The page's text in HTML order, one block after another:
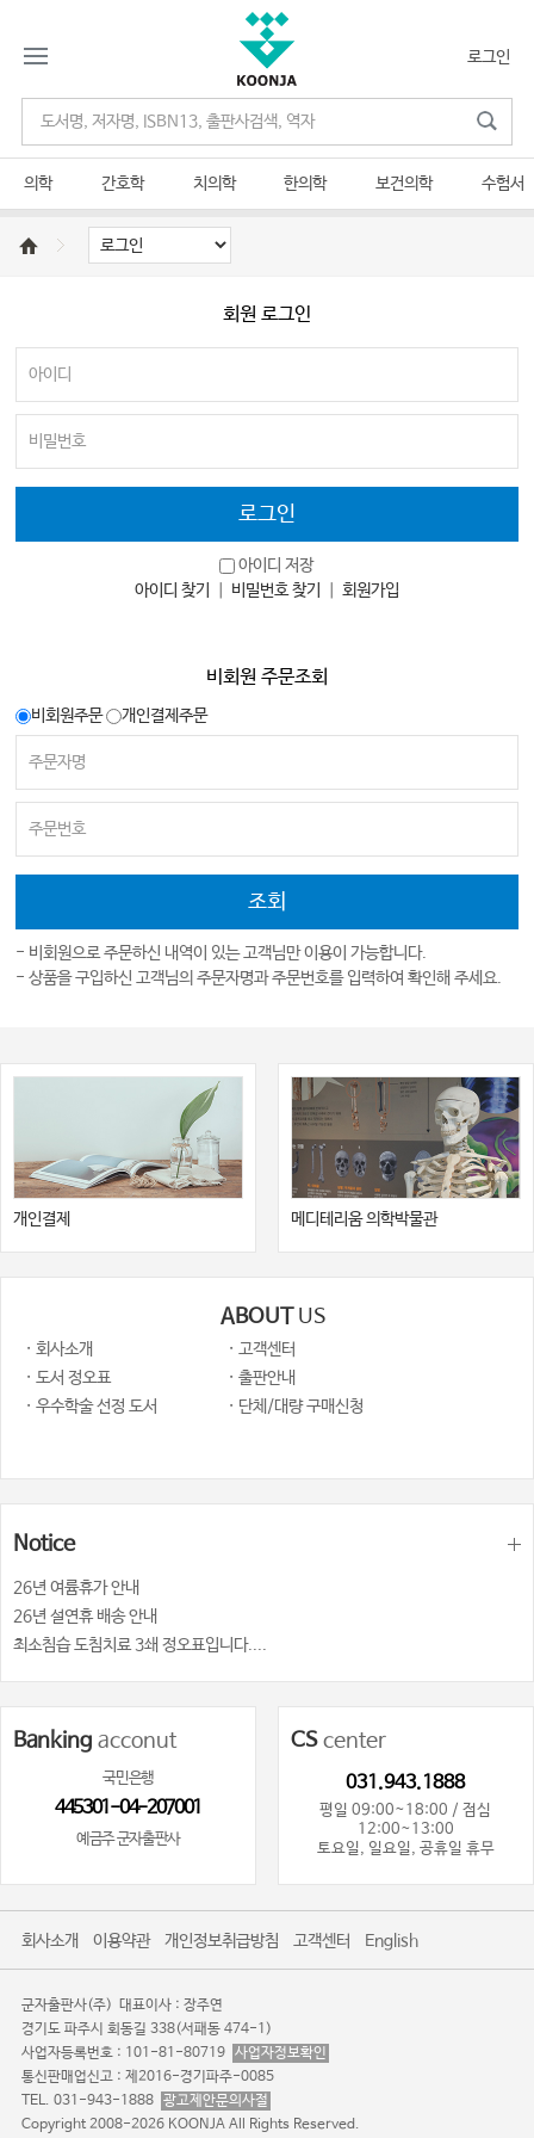
로그인
의학 간호학 치의학 한의학 보건의학 수험서
회원 로그인
아이디 저장
아이디 찾기
비밀번호 찾기 회원가입
비회원 주문조회
비회원주문 개인결제주문
- 비회원으로 주문하신 내역이 있는 고객님만 이용이 가능합니다.
- 상품을 구입하신 고객님의 주문자명과 주문번호를 입력하여 확인해 주세요.
개인결제 메디테리움 의학박물관
ABOUTUS
· 회사소개
· 고객센터
· 도서 정오표
· 출판안내
· 우수학술 선정 도서
· 단체/대량 구매신청
Notice
26년 여륨휴가 안내
26년 설연휴 배송 안내
최소침습 도침치료 3쇄 정오표입니다....
Banking acconut
국민은행
445301-04-207001
예금주 군자출판사
CScenter
031.943.1888
평일 09:00~18:00 / 점심
12:00~13:00
토요일, 일요일, 공휴일 휴무
회사소개 이용약관 개인정보취급방침 고객센터 English
군자출판사(주) 대표이사 : 장주연
경기도 파주시 회동길 338(서패동 474-1)
사업자등록번호 : 101-81-80719 사업자정보확인
통신판매업신고 : 제2016-경기파주-0085
TEL. 031-943-1888 광고제안문의사절
Copyright 2008-2026 KOONJA All Rights Reserved.